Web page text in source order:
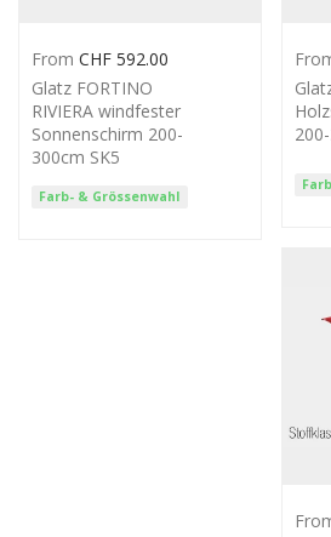
Farb- & Grössenwahl
Glatz FORTINO
RIVIERA windfester
Sonnenschirm 200-
300cm SK5
From CHF 592.00